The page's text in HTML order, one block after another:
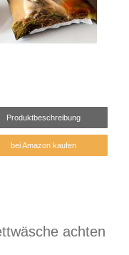
Produktbeschreibung
bei Amazon kaufen
achten